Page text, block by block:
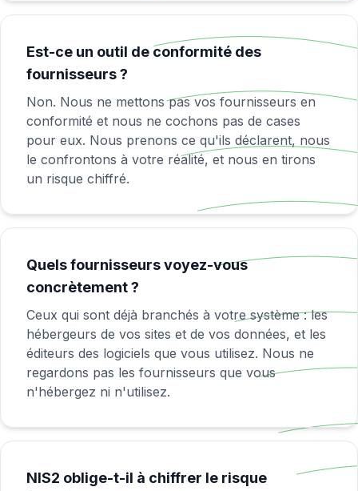
Est-ce un outil de conformité des
fournisseurs ?
Non. Nous ne mettons pas vos fournisseurs en
conformité et nous ne cochons pas de cases
pour eux. Nous prenons ce qu'ils déclarent, nous
le confrontons à votre réalité, et nous en tirons
un risque chiffré.
Quels fournisseurs voyez-vous
concrètement ?
Ceux qui sont déjà branchés à votre système : les
hébergeurs de vos sites et de vos données, et les
éditeurs des logiciels que vous utilisez. Nous ne
regardons pas les fournisseurs que vous
n'hébergez ni n'utilisez.
NIS2 oblige-t-il à chiffrer le risque